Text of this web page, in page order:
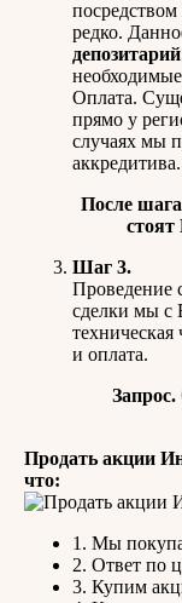
редко.
депозитарий
Оплата.
прямо у
случаях мы
аккредитива.
После
Шаг 3.
Проведение
сделки мы с
техническая
и оплата.
Продать акции
что:
1. Мы
2. Ответ по
3. Купим